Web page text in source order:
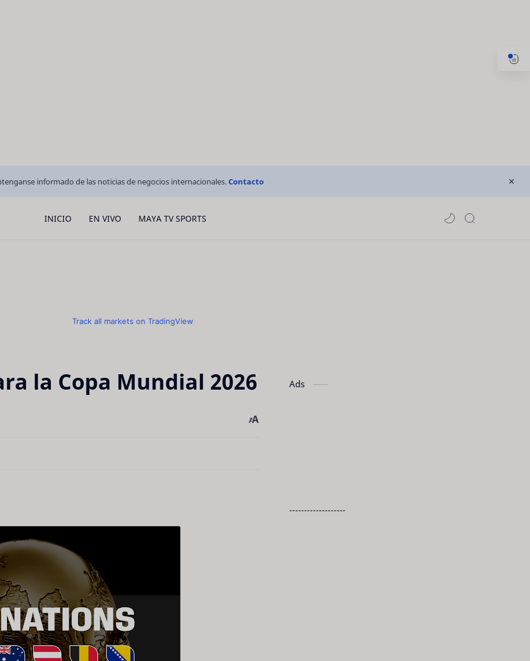
informado de las noticias de negocios internacionales.Contacto
INICIO EN VIVO MAYA TV SPORTS
Track all markets on TradingView
la Copa Mundial 2026 Ads
-------------------